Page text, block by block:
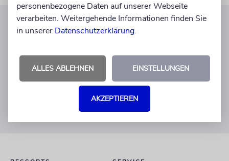
KUNDENSERVICE
+49 30 275833 0
Mo-Do 9-17 Uhr
verlag@juedische-allgemeine.de
redaktion@juedische-allgemeine.de
personenbezogene Daten auf unserer Webseite
verarbeiten. Weitergehende Informationen finden Sie
in unserer Datenschutzerklärung.
ALLES ABLEHNEN EINSTELLUNGEN
AKZEPTIEREN